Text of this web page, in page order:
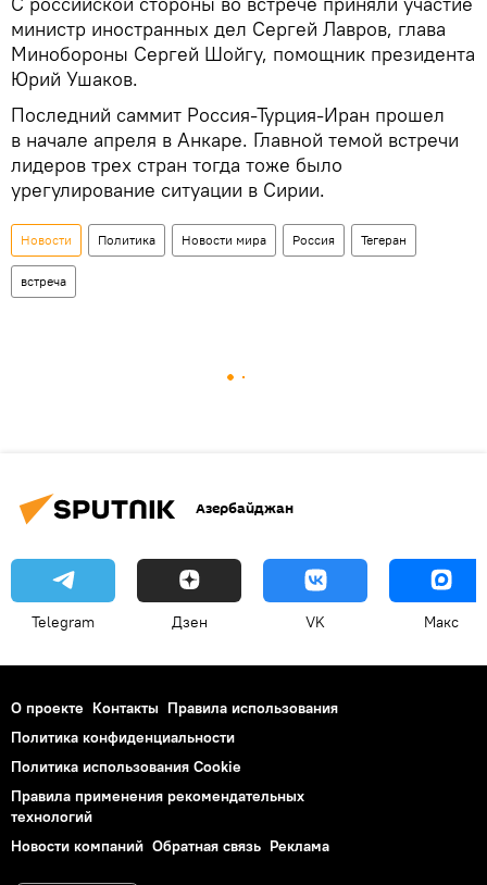
министр иностранных дел Сергей Лавров, глава
Минобороны Сергей Шойгу, помощник президента
Юрий Ушаков.
Последний саммит Россия-Турция-Иран прошел
в начале апреля в Анкаре. Главной темой встречи
лидеров трех стран тогда тоже было
урегулирование ситуации в Сирии.
Новости Политика Новости мира Россия Тегеран
встреча
Азербайджан
Telegram Дзен VK Макс
О проекте Контакты Правила использования
Политика конфиденциальности
Политика использования Cookie
Правила применения рекомендательных
технологий
Новости компаний Обратная связь Реклама